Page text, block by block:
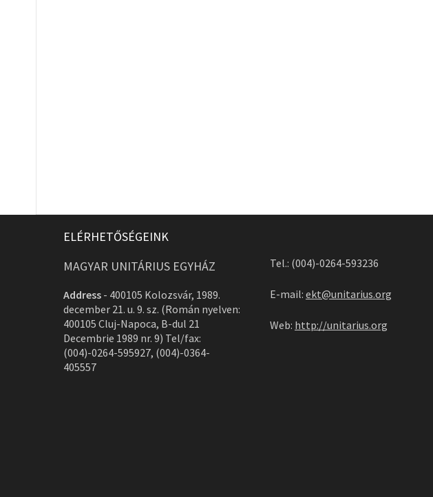
ELÉRHETŐSÉGEINK
MAGYAR UNITÁRIUS EGYHÁZ
Address - 400105 Kolozsvár, 1989.
december 21. u. 9. sz. (Román nyelven:
400105 Cluj-Napoca, B-dul 21
Decembrie 1989 nr. 9) Tel/fax:
(004)-0264-595927, (004)-0364-
405557
Tel.: (004)-0264-593236
E-mail: ekt@unitarius.org
Web: http://unitarius.org